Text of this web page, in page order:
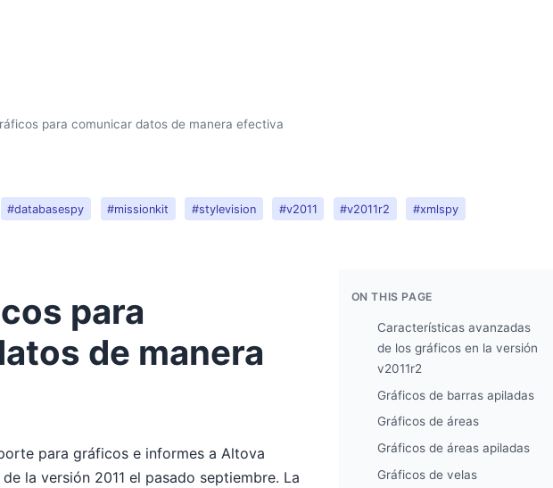
para comunicar datos de manera efectiva
#databasespy #missionkit #stylevision #v2011 #v2011r2 #xmlspy
para
de manera
para gráficos e informes a Altova
la versión 2011 el pasado septiembre. La
ON THIS PAGE
Características avanzadas
de los gráficos en la versión
v2011r2
Gráficos de barras apiladas
Gráficos de áreas
Gráficos de áreas apiladas
Gráficos de velas